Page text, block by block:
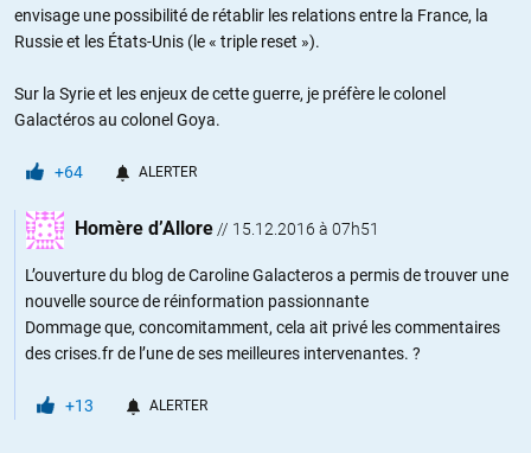
envisage une possibilité de rétablir les relations entre la France, la
Russie et les États-Unis (le « triple reset »).
Sur la Syrie et les enjeux de cette guerre, je préfère le colonel
Galactéros au colonel Goya.
+64 ALERTER
Homère d’Allore // 15.12.2016 à 07h51
L’ouverture du blog de Caroline Galacteros a permis de trouver une
nouvelle source de réinformation passionnante
Dommage que, concomitamment, cela ait privé les commentaires
des crises.fr de l’une de ses meilleures intervenantes. ?
+13 ALERTER